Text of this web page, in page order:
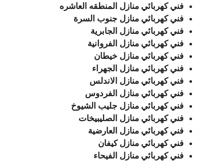
فني كهربائي منازل المنطقه العاشره
فني كهربائي منازل جنوب السرة
فني كهربائي منازل الجابرية
فني كهربائي منازل الفروانية
فني كهربائي منازل خيطان
فني كهربائي منازل الجهراء
فني كهربائي منازل الاندلس
فني كهربائي منازل الفردوس
فني كهربائي منازل جليب الشيوخ
فني كهربائي منازل الصليبيخات
فني كهربائي منازل العارضية
فني كهربائي منازل كيفان
فني كهربائي منازل الفيحاء